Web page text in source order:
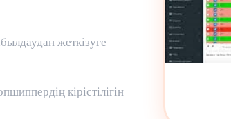
жеткізуге
кірістілігін